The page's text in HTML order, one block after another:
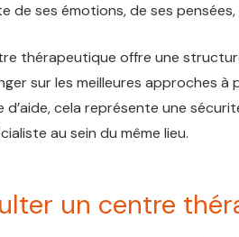
de ses émotions, de ses
thérapeutique offre une
sur les meilleures approches
cela représente une
au sein du même lieu.
un centre